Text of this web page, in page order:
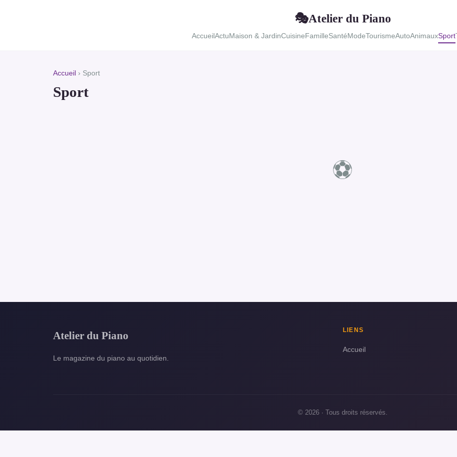
🎭Atelier du Piano
AccueilActuMaison & JardinCuisineFamilleSantéModeTourismeAutoAnimauxSport
Accueil › Sport
Sport
⚽
Atelier du Piano
Le magazine du piano au quotidien.
LIENS
Accueil
© 2026 · Tous droits réservés.